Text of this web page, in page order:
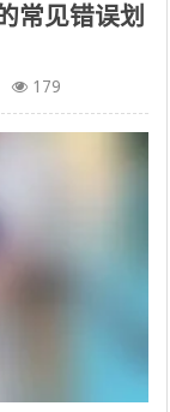
常见错误划
179